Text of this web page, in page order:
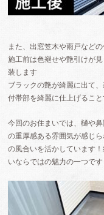
また、出窓笠木や雨戸など
施工前は色褪せや艶引けが
装します
ブラックの艶が綺麗に出て
付帯部を綺麗に仕上げるこ
今回のお住まいでは、樋や
の重厚感ある雰囲気が感じ
の風合いを活かしています
いならではの魅力の一つです